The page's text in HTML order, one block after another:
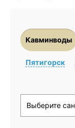
Кавминводы
Пятигорск